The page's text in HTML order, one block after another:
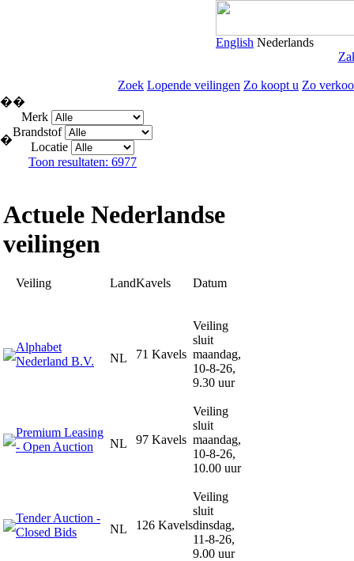
English Nederlands
Zoek Lopende veilingen Zo koopt u Zo
��
�
Merk
Brandstof
Locatie
Toon resultaten: 6977
Actuele Nederlandse
veilingen
Veiling LandKavels Datum
Alphabet
Nederland B.V.
NL 71 Kavels
Veiling
sluit
maandag,
10-8-26,
9.30 uur
Premium Leasing
- Open Auction
NL 97 Kavels
Veiling
sluit
maandag,
10-8-26,
10.00 uur
Tender Auction -
Closed Bids
NL 126 Kavels
Veiling
sluit
dinsdag,
11-8-26,
9.00 uur